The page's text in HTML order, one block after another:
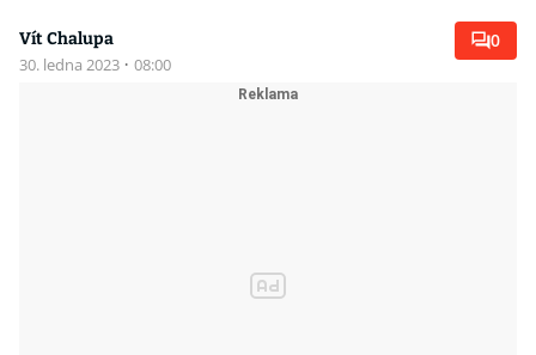
Vít Chalupa
30. ledna 2023 · 08:00
0